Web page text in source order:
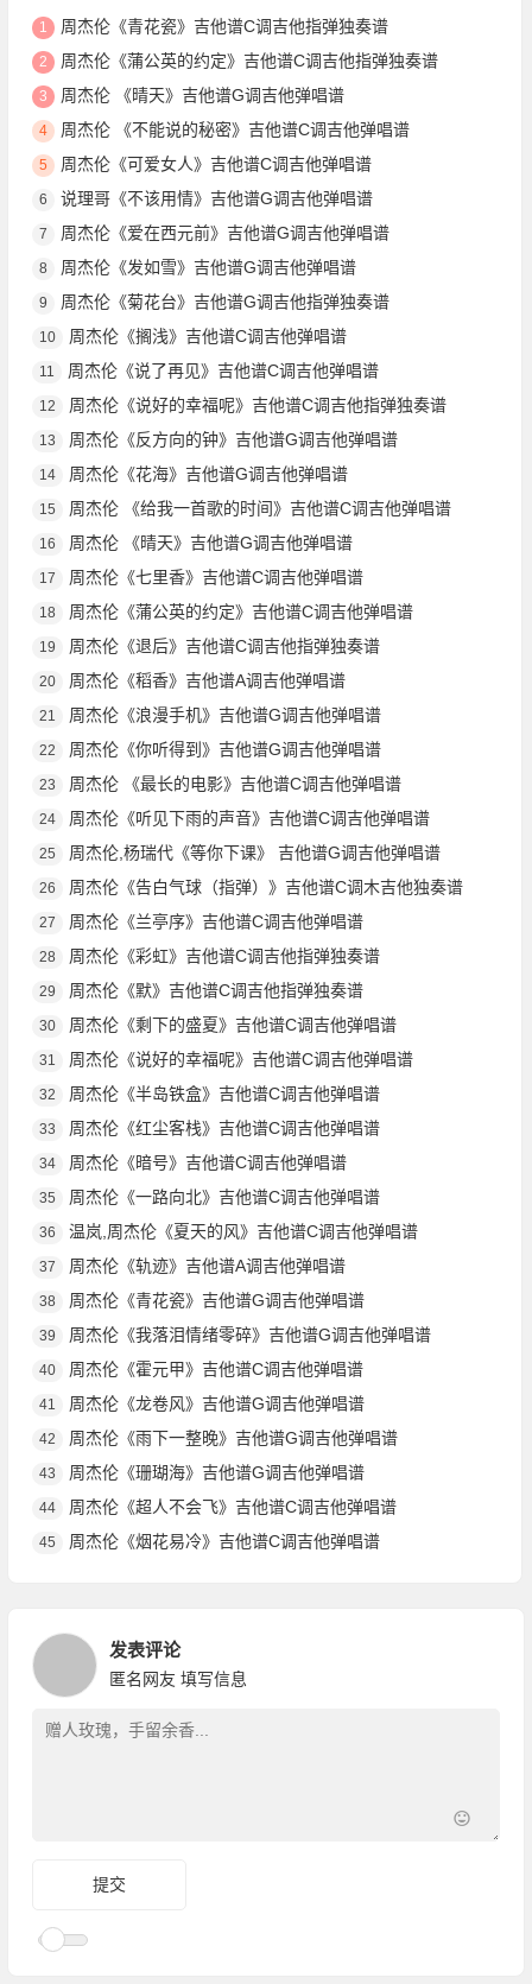
1 周杰伦《青花瓷》吉他谱C调吉他指弹独奏谱
2 周杰伦《蒲公英的约定》吉他谱C调吉他指弹独奏谱
3 周杰伦 《晴天》吉他谱G调吉他弹唱谱
4 周杰伦 《不能说的秘密》吉他谱C调吉他弹唱谱
5 周杰伦《可爱女人》吉他谱C调吉他弹唱谱
6 说理哥《不该用情》吉他谱G调吉他弹唱谱
7 周杰伦《爱在西元前》吉他谱G调吉他弹唱谱
8 周杰伦《发如雪》吉他谱G调吉他弹唱谱
9 周杰伦《菊花台》吉他谱G调吉他指弹独奏谱
10 周杰伦《搁浅》吉他谱C调吉他弹唱谱
11 周杰伦《说了再见》吉他谱C调吉他弹唱谱
12 周杰伦《说好的幸福呢》吉他谱C调吉他指弹独奏谱
13 周杰伦《反方向的钟》吉他谱G调吉他弹唱谱
14 周杰伦《花海》吉他谱G调吉他弹唱谱
15 周杰伦 《给我一首歌的时间》吉他谱C调吉他弹唱谱
16 周杰伦 《晴天》吉他谱G调吉他弹唱谱
17 周杰伦《七里香》吉他谱C调吉他弹唱谱
18 周杰伦《蒲公英的约定》吉他谱C调吉他弹唱谱
19 周杰伦《退后》吉他谱C调吉他指弹独奏谱
20 周杰伦《稻香》吉他谱A调吉他弹唱谱
21 周杰伦《浪漫手机》吉他谱G调吉他弹唱谱
22 周杰伦《你听得到》吉他谱G调吉他弹唱谱
23 周杰伦 《最长的电影》吉他谱C调吉他弹唱谱
24 周杰伦《听见下雨的声音》吉他谱C调吉他弹唱谱
25 周杰伦,杨瑞代《等你下课》 吉他谱G调吉他弹唱谱
26 周杰伦《告白气球（指弹）》吉他谱C调木吉他独奏谱
27 周杰伦《兰亭序》吉他谱C调吉他弹唱谱
28 周杰伦《彩虹》吉他谱C调吉他指弹独奏谱
29 周杰伦《默》吉他谱C调吉他指弹独奏谱
30 周杰伦《剩下的盛夏》吉他谱C调吉他弹唱谱
31 周杰伦《说好的幸福呢》吉他谱C调吉他弹唱谱
32 周杰伦《半岛铁盒》吉他谱C调吉他弹唱谱
33 周杰伦《红尘客栈》吉他谱C调吉他弹唱谱
34 周杰伦《暗号》吉他谱C调吉他弹唱谱
35 周杰伦《一路向北》吉他谱C调吉他弹唱谱
36 温岚,周杰伦《夏天的风》吉他谱C调吉他弹唱谱
37 周杰伦《轨迹》吉他谱A调吉他弹唱谱
38 周杰伦《青花瓷》吉他谱G调吉他弹唱谱
39 周杰伦《我落泪情绪零碎》吉他谱G调吉他弹唱谱
40 周杰伦《霍元甲》吉他谱C调吉他弹唱谱
41 周杰伦《龙卷风》吉他谱G调吉他弹唱谱
42 周杰伦《雨下一整晚》吉他谱G调吉他弹唱谱
43 周杰伦《珊瑚海》吉他谱G调吉他弹唱谱
44 周杰伦《超人不会飞》吉他谱C调吉他弹唱谱
45 周杰伦《烟花易冷》吉他谱C调吉他弹唱谱
发表评论
匿名网友 填写信息